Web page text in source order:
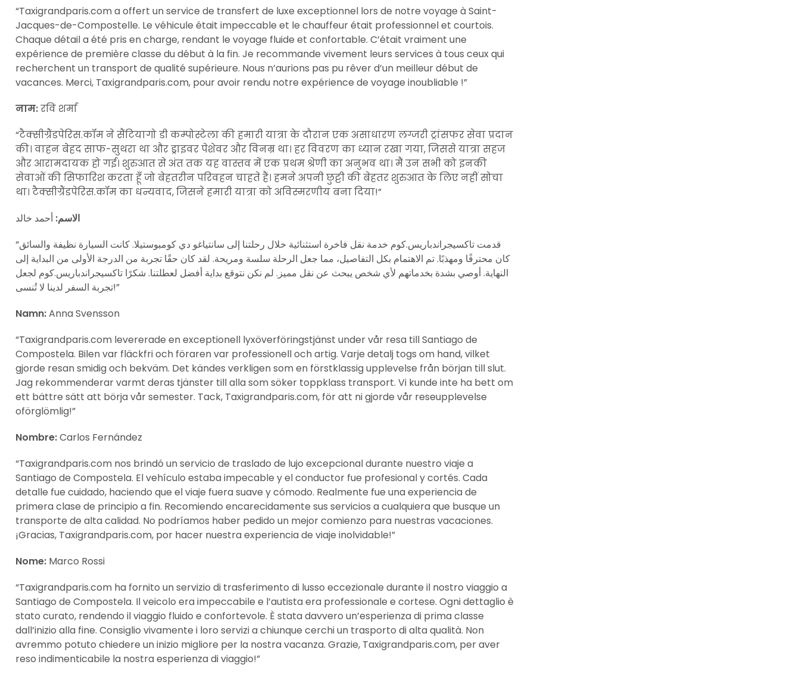
“Taxigrandparis.com a offert un service de transfert de luxe exceptionnel lors de notre voyage à Saint-
Jacques-de-Compostelle. Le véhicule était impeccable et le chauffeur était professionnel et courtois.
Chaque détail a été pris en charge, rendant le voyage fluide et confortable. C’était vraiment une
expérience de première classe du début à la fin. Je recommande vivement leurs services à tous ceux qui
recherchent un transport de qualité supérieure. Nous n’aurions pas pu rêver d’un meilleur début de
vacances. Merci, Taxigrandparis.com, pour avoir rendu notre expérience de voyage inoubliable !”
नाम:रवि शर्मा
“टैक्सीग्रैंडपेरिस.कॉम ने सैंटियागो डी कम्पोस्टेला की हमारी यात्रा के दौरान एक असाधारण लग्जरी ट्रांसफर सेवा प्रदान
की। वाहन बेहद साफ-सुथरा था और ड्राइवर पेशेवर और विनम्र था। हर विवरण का ध्यान रखा गया, जिससे यात्रा सहज
और आरामदायक हो गई। शुरुआत से अंत तक यह वास्तव में एक प्रथम श्रेणी का अनुभव था। मैं उन सभी को इनकी
सेवाओं की सिफारिश करता हूँ जो बेहतरीन परिवहन चाहते हैं। हमने अपनी छुट्टी की बेहतर शुरुआत के लिए नहीं सोचा
था। टैक्सीग्रैंडपेरिस.कॉम का धन्यवाद, जिसने हमारी यात्रा को अविस्मरणीय बना दिया!”
الاسم: أحمد خالد
“قدمت تاكسيجراندباريس.كوم خدمة نقل فاخرة استثنائية خلال رحلتنا إلى سانتياغو دي كومبوستيلا. كانت السيارة نظيفة والسائق
كان محترفًا ومهذبًا. تم الاهتمام بكل التفاصيل، مما جعل الرحلة سلسة ومريحة. لقد كان حقًا تجربة من الدرجة الأولى من البداية إلى
النهاية. أوصي بشدة بخدماتهم لأي شخص يبحث عن نقل مميز. لم نكن نتوقع بداية أفضل لعطلتنا. شكرًا تاكسيجراندباريس.كوم لجعل
تجربة السفر لدينا لا تُنسى!”
Namn:Anna Svensson
“Taxigrandparis.com levererade en exceptionell lyxöverföringstjänst under vår resa till Santiago de
Compostela. Bilen var fläckfri och föraren var professionell och artig. Varje detalj togs om hand, vilket
gjorde resan smidig och bekväm. Det kändes verkligen som en förstklassig upplevelse från början till slut.
Jag rekommenderar varmt deras tjänster till alla som söker toppklass transport. Vi kunde inte ha bett om
ett bättre sätt att börja vår semester. Tack, Taxigrandparis.com, för att ni gjorde vår reseupplevelse
oförglömlig!”
Nombre:Carlos Fernández
“Taxigrandparis.com nos brindó un servicio de traslado de lujo excepcional durante nuestro viaje a
Santiago de Compostela. El vehículo estaba impecable y el conductor fue profesional y cortés. Cada
detalle fue cuidado, haciendo que el viaje fuera suave y cómodo. Realmente fue una experiencia de
primera clase de principio a fin. Recomiendo encarecidamente sus servicios a cualquiera que busque un
transporte de alta calidad. No podríamos haber pedido un mejor comienzo para nuestras vacaciones.
¡Gracias, Taxigrandparis.com, por hacer nuestra experiencia de viaje inolvidable!”
Nome: Marco Rossi
“Taxigrandparis.com ha fornito un servizio di trasferimento di lusso eccezionale durante il nostro viaggio a
Santiago de Compostela. Il veicolo era impeccabile e l’autista era professionale e cortese. Ogni dettaglio è
stato curato, rendendo il viaggio fluido e confortevole. È stata davvero un’esperienza di prima classe
dall’inizio alla fine. Consiglio vivamente i loro servizi a chiunque cerchi un trasporto di alta qualità. Non
avremmo potuto chiedere un inizio migliore per la nostra vacanza. Grazie, Taxigrandparis.com, per aver
reso indimenticabile la nostra esperienza di viaggio!”